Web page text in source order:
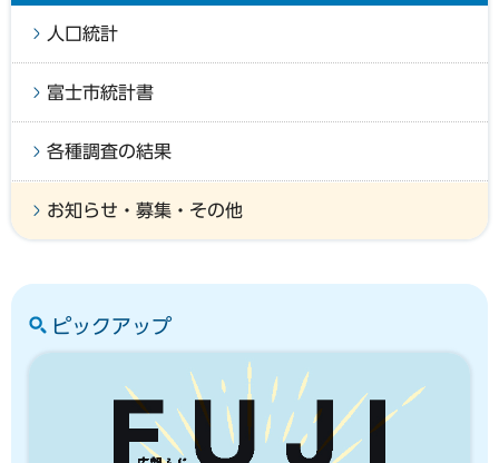
人口統計
富士市統計書
各種調査の結果
お知らせ・募集・その他
ピックアップ